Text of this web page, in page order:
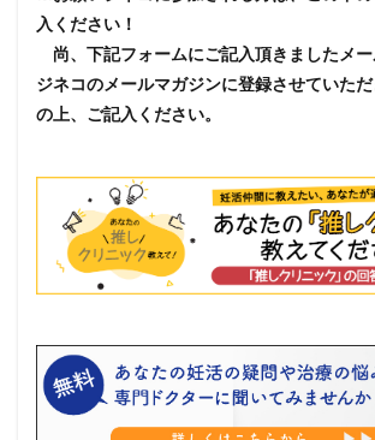
入ください！
尚、下記フォームにご記入頂きましたメー
ジネコのメールマガジンに登録させていた
の上、ご記入ください。